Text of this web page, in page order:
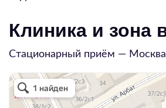
Клиника и зона
Стационарный приём —